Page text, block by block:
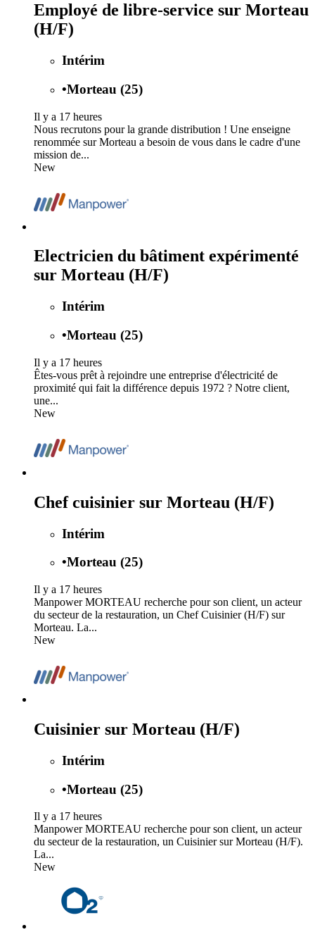
Employé de libre-service sur Morteau
(H/F)
Intérim
•Morteau (25)
Il y a 17 heures
Nous recrutons pour la grande distribution ! Une enseigne
renommée sur Morteau a besoin de vous dans le cadre d'une
mission de...
New
Electricien du bâtiment expérimenté
sur Morteau (H/F)
Intérim
•Morteau (25)
Il y a 17 heures
Êtes-vous prêt à rejoindre une entreprise d'électricité de
proximité qui fait la différence depuis 1972 ? Notre client,
une...
New
Chef cuisinier sur Morteau (H/F)
Intérim
•Morteau (25)
Il y a 17 heures
Manpower MORTEAU recherche pour son client, un acteur
du secteur de la restauration, un Chef Cuisinier (H/F) sur
Morteau. La...
New
Cuisinier sur Morteau (H/F)
Intérim
•Morteau (25)
Il y a 17 heures
Manpower MORTEAU recherche pour son client, un acteur
du secteur de la restauration, un Cuisinier sur Morteau (H/F).
La...
New